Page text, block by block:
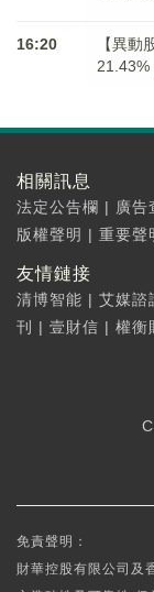
16:20
【異動
相關訊息
法定公告欄 | 廣告
版權聲明 | 重要聲
友情鏈接
清博智能 | 艾媒諮
刊
| 壹財信 | 權衡
免責聲明：
財華控股有限公司及